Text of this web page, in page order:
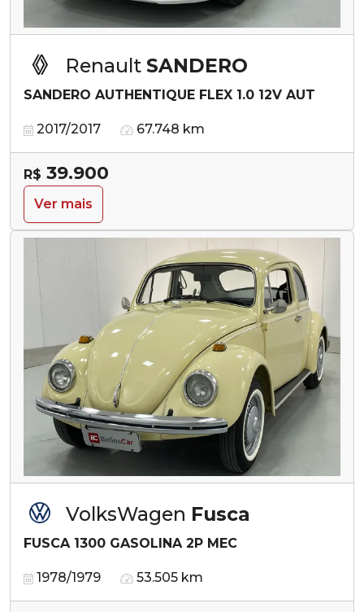
Renault SANDERO
SANDERO AUTHENTIQUE FLEX 1.0 12V AUT
2017/2017 67.748 km
R$ 39.900
Ver mais
VolksWagen Fusca
FUSCA 1300 GASOLINA 2P MEC
1978/1979 53.505 km